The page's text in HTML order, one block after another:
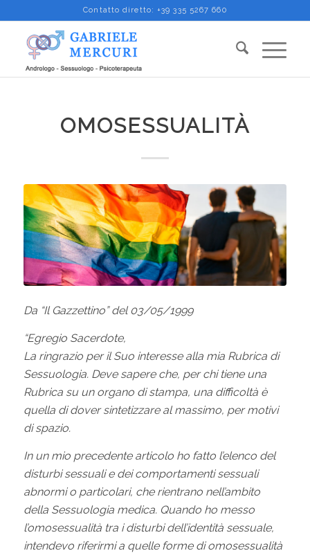
Contatto diretto:+39 335 5267 660
OMOSESSUALITÀ
Da “Il Gazzettino” del 03/05/1999
“Egregio Sacerdote,
La ringrazio per il Suo interesse alla mia Rubrica di
Sessuologia. Deve sapere che, per chi tiene una
Rubrica su un organo di stampa, una difficoltà è
quella di dover sintetizzare al massimo, per motivi
di spazio.
In un mio precedente articolo ho fatto l’elenco del
disturbi sessuali e dei comportamenti sessuali
abnormi o particolari, che rientrano nell’ambito
della Sessuologia medica. Quando ho messo
l’omosessualità tra i disturbi dell’identità sessuale,
intendevo riferirmi a quelle forme di omosessualità